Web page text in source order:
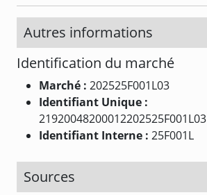
Autres informations
Identification du marché
Marché : 202525F001L03
Identifiant Unique :
21920048200012202525F001L03
Identifiant Interne : 25F001L
Sources